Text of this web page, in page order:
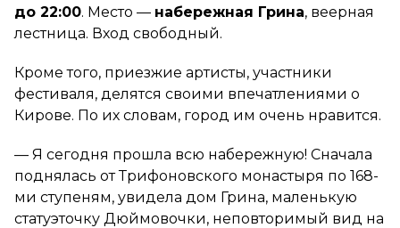
до 22:00. Место — набережная Грина, веерная
лестница. Вход свободный.
Кроме того, приезжие артисты, участники
фестиваля, делятся своими впечатлениями о
Кирове. По их словам, город им очень нравится.
— Я сегодня прошла всю набережную! Сначала
поднялась от Трифоновского монастыря по 168-
ми ступеням, увидела дом Грина, маленькую
статуэточку Дюймовочки, неповторимый вид на